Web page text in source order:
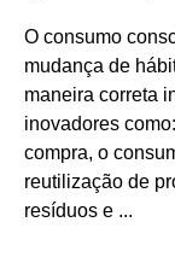
O consumo
mudança de
maneira correta
inovadores
compra, o
reutilização de
resíduos e ...